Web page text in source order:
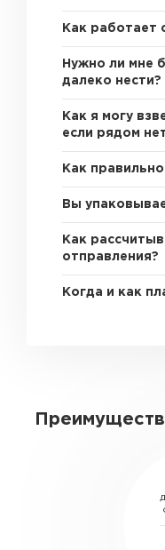
Как работает
Нужно ли мне
далеко нести?
Как я могу
если рядом
Как
Вы
Как
отправления?
Когда и как